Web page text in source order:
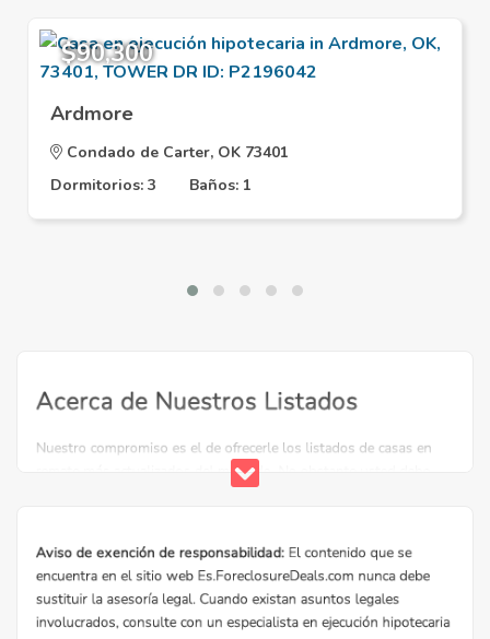
$90,300
Ardmore
Condado de Carter, OK 73401
Dormitorios: 3
Baños: 1